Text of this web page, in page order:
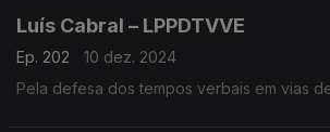
Luís Cabral – LPPDTVVE
Ep. 202
10 dez. 2024
Pela defesa dos tempos verbais em vias